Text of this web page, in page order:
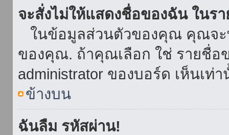
จะสั่งไม่ให้แสดงชื่อของฉัน ในร
ในข้อมูลส่วนตัวของคุณ คุณจะ
ของคุณ. ถ้าคุณเลือก ใช่ รายชื่
administrator ของบอร์ด เห็นเ
ข้างบน
ฉันลืม รหัสผ่าน!